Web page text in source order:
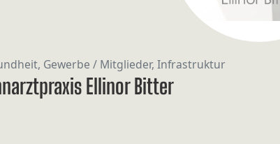
Gewerbe / Mitglieder, Infrastruktur
Ellinor Bitter